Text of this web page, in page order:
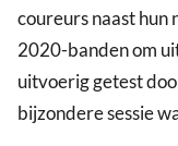
coureurs naast hun
2020-banden om
uitvoerig getest
bijzondere sessie